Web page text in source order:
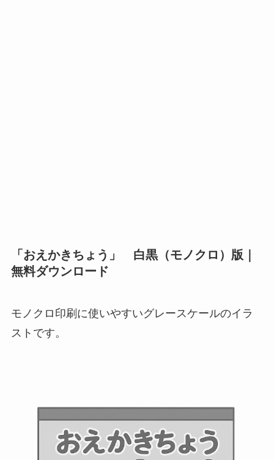
「おえかきちょう」 白黒（モノクロ）版｜
無料ダウンロード
モノクロ印刷に使いやすいグレースケールのイラ
ストです。